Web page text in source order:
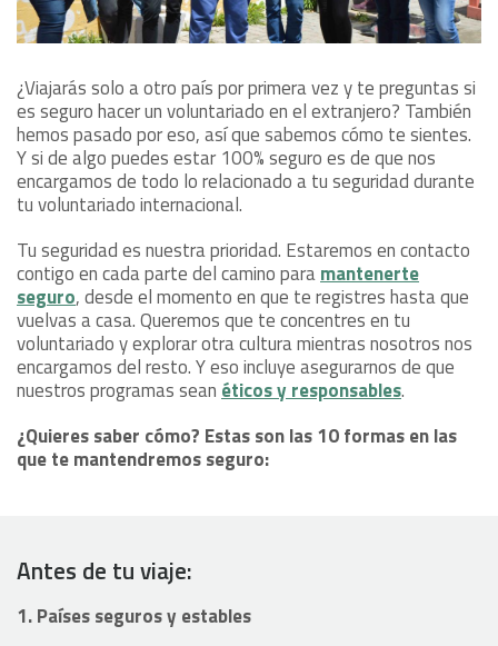
¿Viajarás solo a otro país por primera vez y te preguntas si
es seguro hacer un voluntariado en el extranjero? También
hemos pasado por eso, así que sabemos cómo te sientes.
Y si de algo puedes estar 100% seguro es de que nos
encargamos de todo lo relacionado a tu seguridad durante
tu voluntariado internacional.
Tu seguridad es nuestra prioridad. Estaremos en contacto
contigo en cada parte del camino paramantenerte
seguro, desde el momento en que te registres hasta que
vuelvas a casa. Queremos que te concentres en tu
voluntariado y explorar otra cultura mientras nosotros nos
encargamos del resto. Y eso incluye asegurarnos de que
nuestros programas sean éticos y responsables.
¿Quieres saber cómo? Estas son las 10 formas en las
que te mantendremos seguro:
Antes de tu viaje:
1. Países seguros y estables